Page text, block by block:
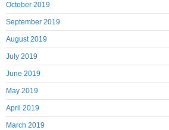
October 2019
September 2019
August 2019
July 2019
June 2019
May 2019
April 2019
March 2019